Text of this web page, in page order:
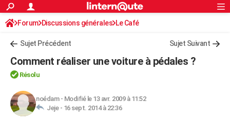
ACTUALITÉS
Politique
Société
Faits Divers
Education
Monde
Villes
+
Programme TV
TNTStreaming
Cinéma
Sorties cinéma
Musique
+FINANCE
Retraite
Impôts
Epargne
Immobilier
Risques naturels par ville
Banque
Assurance
Crédit
AUTO
Essais
Réserver un essai
Citadines
Berlines
SUV
Forum auto
HIGH-TECH
S'inscrire
Connexion
Forum Discussions générales Le Café
Sujet Précédent Sujet Suivant
Comment réaliser une voiture à pédales ?
Résolu
noédam- Modifié le 13 avr. 2009 à 11:52
Jeje - 16 sept. 2014 à 22:36